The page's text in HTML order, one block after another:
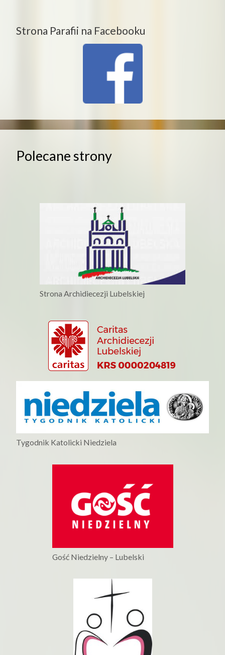
Strona Parafii na Facebooku
Polecane strony
Strona Archidiecezji Lubelskiej
Tygodnik Katolicki Niedziela
Gość Niedzielny – Lubelski